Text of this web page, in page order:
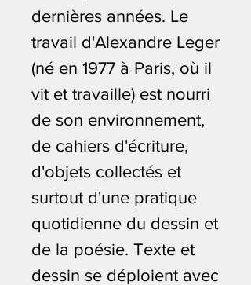
dernières années. Le
travail d'Alexandre Leger
(né en 1977 à Paris, où il
vit et travaille) est nourri
de son environnement,
de cahiers d'écriture,
d'objets collectés et
surtout d'une pratique
quotidienne du dessin et
de la poésie. Texte et
dessin se déploient avec